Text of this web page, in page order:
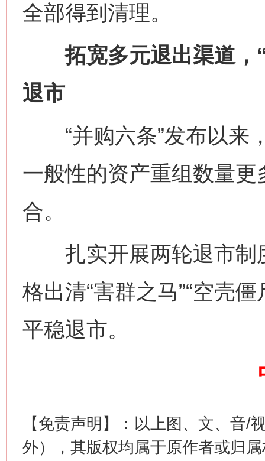
全部得到清理。
拓宽多元退出渠道，“
退市
“并购六条”发布以来
一般性的资产重组数量
合。
扎实开展两轮退市制
格出清“害群之马”“空壳
平稳退市。
【免责声明】：以上图、文、音/
外），其版权均属于原作者或归
这是一记警钟！
在谋一域中谋全局
今
习近平的博鳌关键词
魏明亮